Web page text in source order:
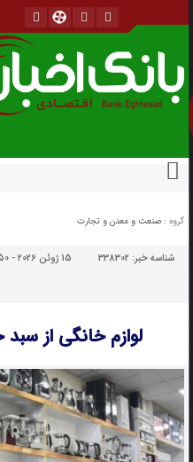
گروه : صنعت و معدن و تجارت
شناسه خبر:338302 15 ژوئن 2026 - 18:50
لوازم خانگی از